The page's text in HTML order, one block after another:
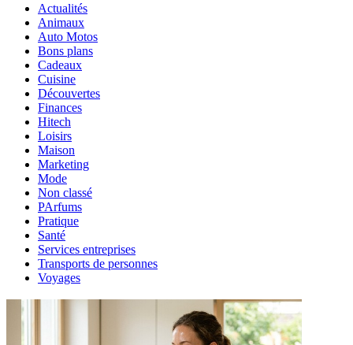
Actualités
Animaux
Auto Motos
Bons plans
Cadeaux
Cuisine
Découvertes
Finances
Hitech
Loisirs
Maison
Marketing
Mode
Non classé
PArfums
Pratique
Santé
Services entreprises
Transports de personnes
Voyages